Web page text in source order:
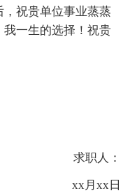
祝贵单位事业蒸蒸
我一生的选择！祝贵
求职人：
xx月xx日